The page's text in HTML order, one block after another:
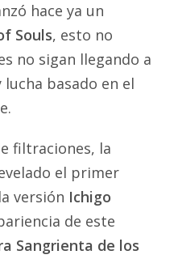
hace ya un
Souls, esto no
no sigan llegando a
basado en el
filtraciones, la
el primer
versión Ichigo
de este
Sangrienta de los